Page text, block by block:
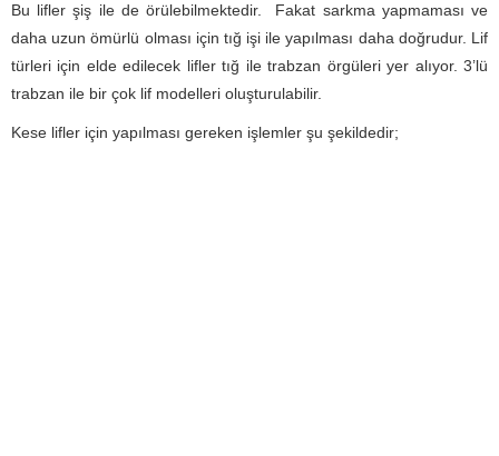
Bu lifler şiş ile de örülebilmektedir. Fakat sarkma yapmaması ve
daha uzun ömürlü olması için tığ işi ile yapılması daha doğrudur. Lif
türleri için elde edilecek lifler tığ ile trabzan örgüleri yer alıyor. 3’lü
trabzan ile bir çok lif modelleri oluşturulabilir.
Kese lifler için yapılması gereken işlemler şu şekildedir;